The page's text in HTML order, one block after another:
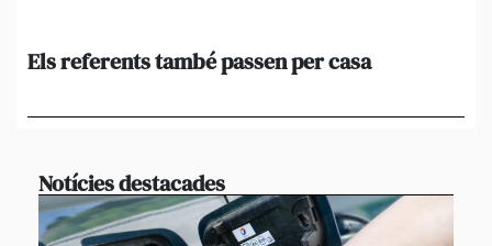
Els referents també passen per casa
Notícies destacades